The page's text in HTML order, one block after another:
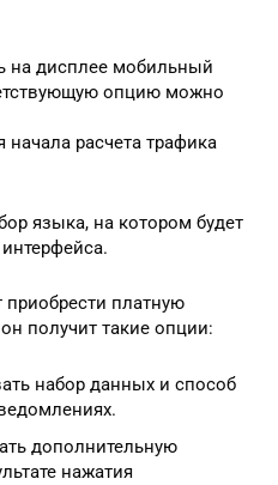
на дисплее мобильный
опцию можно
расчета трафика
языка, на котором будет
приобрести платную
получит такие опции:
набор данных и способ
дополнительную
нажатия